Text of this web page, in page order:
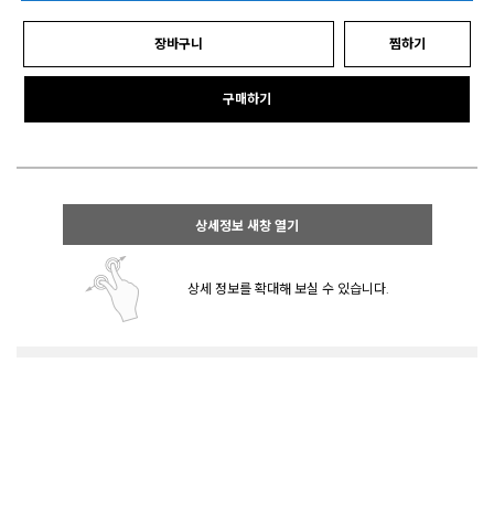
장바구니 찜하기
구매하기
상세정보 새창 열기
상세 정보를 확대해 보실 수 있습니다.